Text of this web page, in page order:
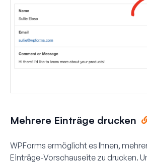
Mehrere Einträge drucken
WPForms ermöglicht es Ihnen,
Einträge-Vorschauseite zu drucken.